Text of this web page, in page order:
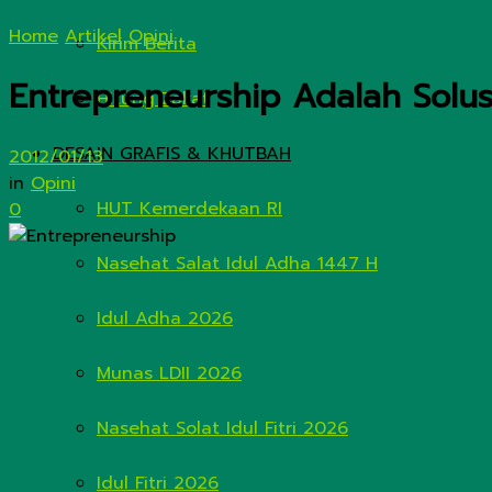
Kirim Berita
Hitung Zakat
DESAIN GRAFIS & KHUTBAH
HUT Kemerdekaan RI
Nasehat Salat Idul Adha 1447 H
Idul Adha 2026
Munas LDII 2026
Nasehat Solat Idul Fitri 2026
Idul Fitri 2026
Home Artikel Opini
Entrepreneurship Adalah
2012/01/13
in Opini
0